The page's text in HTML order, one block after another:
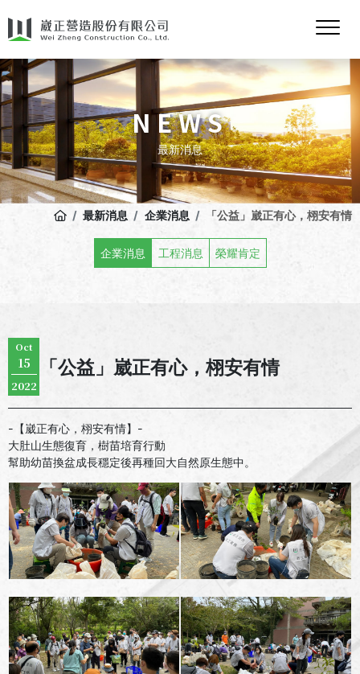
NEWS
最新消息
最新消息 企業消息 「公益」崴正有心，栩安有情
企業消息 工程消息 榮耀肯定
Oct
15
2022
「公益」崴正有心，栩安有情
-【崴正有心，栩安有情】-
大肚山生態復育，樹苗培育行動
幫助幼苗換盆成長穩定後再種回大自然原生態中。